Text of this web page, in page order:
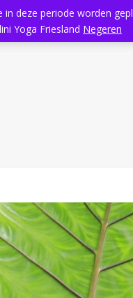
Massage Rooster
deze periode worden
Yoga Friesland Negeren